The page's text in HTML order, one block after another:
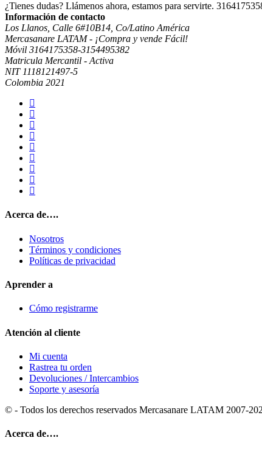
¿Tienes dudas? Llámenos ahora, estamos para servirte.
Información de contacto
Los Llanos, Calle 6#10B14, Co/Latino América
Mercasanare LATAM - ¡Compra y vende Fácil!
Móvil 3164175358-3154495382
Matricula Mercantil - Activa
NIT 1118121497-5
Colombia 2021
Acerca de….
Nosotros
Términos y condiciones
Políticas de privacidad
Aprender a
Cómo registrarme
Atención al cliente
Mi cuenta
Rastrea tu orden
Devoluciones / Intercambios
Soporte y asesoría
© - Todos los derechos reservados Mercasanare LATAM 2007-
Acerca de….